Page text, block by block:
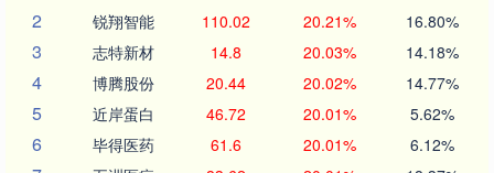
2 锐翔智能 110.02 20.21% 16.80%
3 志特新材 14.8 20.03% 14.18%
4 博腾股份 20.44 20.02% 14.77%
5 近岸蛋白 46.72 20.01% 5.62%
6 毕得医药 61.6 20.01% 6.12%